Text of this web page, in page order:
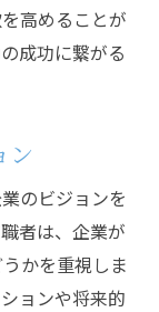
高めることが
成功に繋がる
ン
のビジョンを
者は、企業が
かを重視しま
ョンや将来的